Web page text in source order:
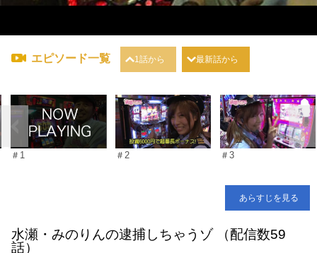
エピソード一覧 1話から 最新話から
＃1 ＃2 ＃3
あらすじを見る
水瀬・みのりんの逮捕しちゃうゾ （配信数59
話）